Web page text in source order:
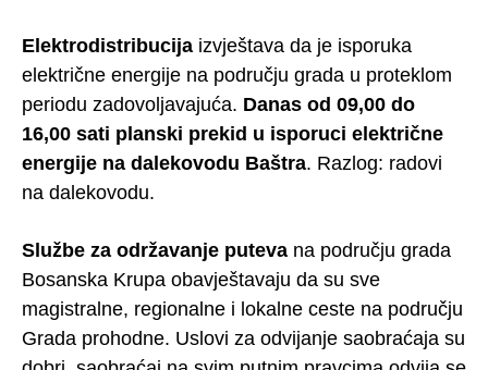
Elektrodistribucija izvještava da je isporuka
električne energije na području grada u proteklom
periodu zadovoljavajuća. Danas od 09,00 do
16,00 sati planski prekid u isporuci električne
energije na dalekovodu Baštra. Razlog: radovi
na dalekovodu.
Službe za održavanje puteva na području grada
Bosanska Krupa obavještavaju da su sve
magistralne, regionalne i lokalne ceste na području
Grada prohodne. Uslovi za odvijanje saobraćaja su